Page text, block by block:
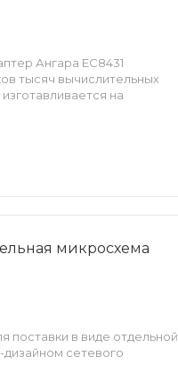
Ангара ЕС8431
тысяч вычислительных
на
микросхема
поставки в виде отдельной
сетевого